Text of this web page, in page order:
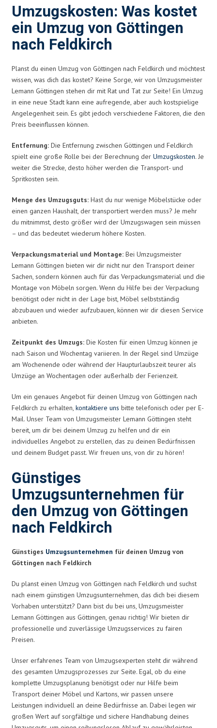
Umzugskosten: Was kostet
ein Umzug von Göttingen
nach Feldkirch
Planst du einen Umzug von Göttingen nach Feldkirch und möchtest
wissen, was dich das kostet? Keine Sorge, wir von Umzugsmeister
Lemann Göttingen stehen dir mit Rat und Tat zur Seite! Ein Umzug
in eine neue Stadt kann eine aufregende, aber auch kostspielige
Angelegenheit sein. Es gibt jedoch verschiedene Faktoren, die den
Preis beeinflussen können.
Entfernung: Die Entfernung zwischen Göttingen und Feldkirch
spielt eine große Rolle bei der Berechnung der Umzugskosten. Je
weiter die Strecke, desto höher werden die Transport- und
Spritkosten sein.
Menge des Umzugsguts: Hast du nur wenige Möbelstücke oder
einen ganzen Haushalt, der transportiert werden muss? Je mehr
du mitnimmst, desto größer wird der Umzugswagen sein müssen
– und das bedeutet wiederum höhere Kosten.
Verpackungsmaterial und Montage: Bei Umzugsmeister
Lemann Göttingen bieten wir dir nicht nur den Transport deiner
Sachen, sondern können auch für das Verpackungsmaterial und die
Montage von Möbeln sorgen. Wenn du Hilfe bei der Verpackung
benötigst oder nicht in der Lage bist, Möbel selbstständig
abzubauen und wieder aufzubauen, können wir dir diesen Service
anbieten.
Zeitpunkt des Umzugs: Die Kosten für einen Umzug können je
nach Saison und Wochentag variieren. In der Regel sind Umzüge
am Wochenende oder während der Haupturlaubszeit teurer als
Umzüge an Wochentagen oder außerhalb der Ferienzeit.
Um ein genaues Angebot für deinen Umzug von Göttingen nach
Feldkirch zu erhalten, kontaktiere uns bitte telefonisch oder per E-
Mail. Unser Team von Umzugsmeister Lemann Göttingen steht
bereit, um dir bei deinem Umzug zu helfen und dir ein
individuelles Angebot zu erstellen, das zu deinen Bedürfnissen
und deinem Budget passt. Wir freuen uns, von dir zu hören!
Günstiges
Umzugsunternehmen für
den Umzug von Göttingen
nach Feldkirch
Günstiges Umzugsunternehmen für deinen Umzug von
Göttingen nach Feldkirch
Du planst einen Umzug von Göttingen nach Feldkirch und suchst
nach einem günstigen Umzugsunternehmen, das dich bei diesem
Vorhaben unterstützt? Dann bist du bei uns, Umzugsmeister
Lemann Göttingen aus Göttingen, genau richtig! Wir bieten dir
professionelle und zuverlässige Umzugsservices zu fairen
Preisen.
Unser erfahrenes Team von Umzugsexperten steht dir während
des gesamten Umzugsprozesses zur Seite. Egal, ob du eine
komplette Umzugsplanung benötigst oder nur Hilfe beim
Transport deiner Möbel und Kartons, wir passen unsere
Leistungen individuell an deine Bedürfnisse an. Dabei legen wir
großen Wert auf sorgfältige und sichere Handhabung deines